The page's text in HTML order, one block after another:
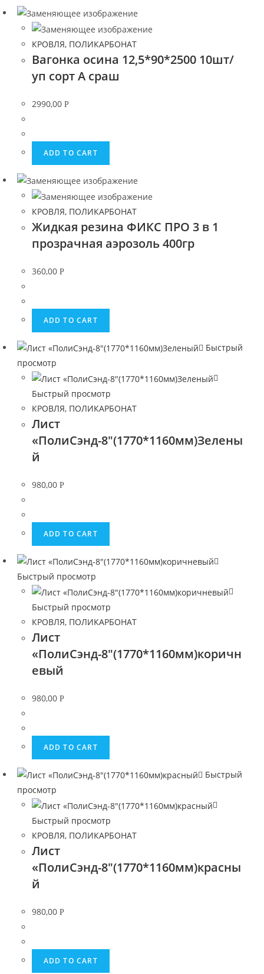
КРОВЛЯ, ПОЛИКАРБОНАТ
Вагонка осина 12,5*90*2500 10шт/
уп сорт А сраш
2990,00 Р
ADD TO CART
КРОВЛЯ, ПОЛИКАРБОНАТ
Жидкая резина ФИКС ПРО 3 в 1
прозрачная аэрозоль 400гр
360,00 Р
ADD TO CART
Быстрый
просмотр
Быстрый просмотр
КРОВЛЯ, ПОЛИКАРБОНАТ
Лист
«ПолиСэнд-8″(1770*1160мм)Зелены
й
980,00 Р
ADD TO CART
Быстрый просмотр
Быстрый просмотр
КРОВЛЯ, ПОЛИКАРБОНАТ
Лист
«ПолиСэнд-8″(1770*1160мм)коричн
евый
980,00 Р
ADD TO CART
Быстрый
просмотр
Быстрый просмотр
КРОВЛЯ, ПОЛИКАРБОНАТ
Лист
«ПолиСэнд-8″(1770*1160мм)красны
й
980,00 Р
ADD TO CART